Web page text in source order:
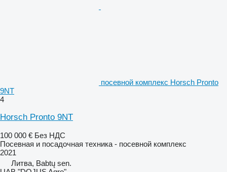
посевной комплекс Horsch Pronto
9NT
4
Horsch Pronto 9NT
100 000 € Без НДС
Посевная и посадочная техника - посевной комплекс
2021
Литва, Babtų sen.